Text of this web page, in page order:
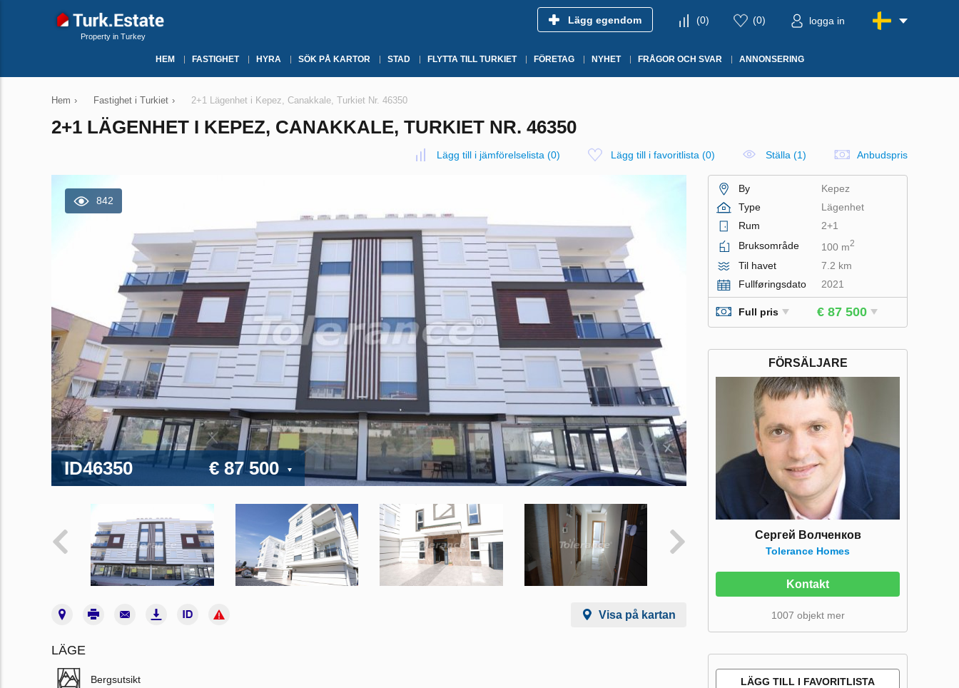
Property in Turkey
Lägg egendom (0) (0) logga in
HEM FASTIGHET HYRA SÖK PÅ KARTOR STAD FLYTTA TILL TURKIET FÖRETAG NYHET FRÅGOR OCH SVAR ANNONSERING
Hem › Fastighet i Turkiet › 2+1 Lägenhet i Kepez, Canakkale, Turkiet Nr. 46350
2+1 LÄGENHET I KEPEZ, CANAKKALE, TURKIET NR. 46350
Lägg till i jämförelselista (0) Lägg till i favoritlista (0) Ställa (1) Anbudspris
842
ID46350 € 87 500
Visa på kartan
LÄGE
Bergsutsikt
By
Kepez
Type
Lägenhet
Rum
2+1
Bruksområde
100 m2
Til havet
7.2 km
Fullføringsdato
2021
Full pris € 87 500
FÖRSÄLJARE
Сергей Волченков
Tolerance Homes
Kontakt
1007 objekt mer
LÄGG TILL I FAVORITLISTA